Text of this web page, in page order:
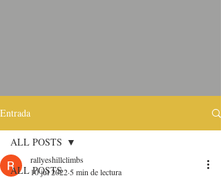
Entrada
ALL POSTS
ALL POSTS
rallyeshillclimbs
10 jul 2022 5 min de lectura